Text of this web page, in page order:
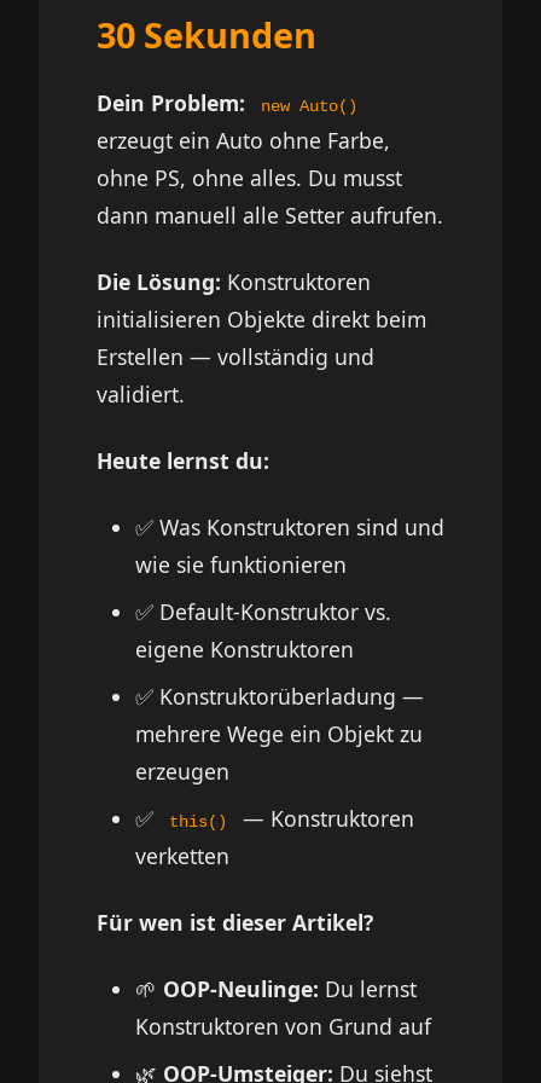
30 Sekunden
Dein Problem: new Auto()
erzeugt ein Auto ohne Farbe,
ohne PS, ohne alles. Du musst
dann manuell alle Setter aufrufen.
Die Lösung: Konstruktoren
initialisieren Objekte direkt beim
Erstellen — vollständig und
validiert.
Heute lernst du:
✅ Was Konstruktoren sind und
wie sie funktionieren
✅ Default-Konstruktor vs.
eigene Konstruktoren
✅ Konstruktorüberladung —
mehrere Wege ein Objekt zu
erzeugen
✅
this()
— Konstruktoren
verketten
Für wen ist dieser Artikel?
🌱 OOP-Neulinge: Du lernst
Konstruktoren von Grund auf
🌿 OOP-Umsteiger: Du siehst